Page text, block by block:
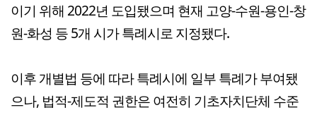
이기 위해 2022년 도입됐으며 현재 고양-수원-용인-창
원-화성 등 5개 시가 특례시로 지정됐다.
이후 개별법 등에 따라 특례시에 일부 특례가 부여됐
으나, 법적-제도적 권한은 여전히 기초자치단체 수준